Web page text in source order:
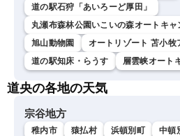
道の駅石狩「あいろーど厚田」
丸瀬布森林公園いこいの森オートキャ
旭山動物園
オートリゾート 苫小牧
道の駅知床・らうす
層雲峡オート
道央の各地の天気
宗谷地方
稚内市 猿払村 浜頓別町 中頓